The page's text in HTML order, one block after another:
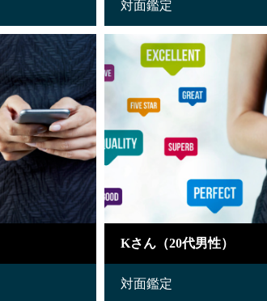
対面鑑定
Kさん（20代男性）
対面鑑定